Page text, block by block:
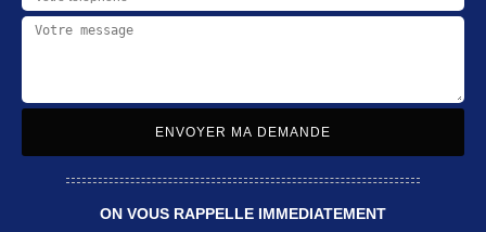
ON VOUS RAPPELLE IMMEDIATEMENT